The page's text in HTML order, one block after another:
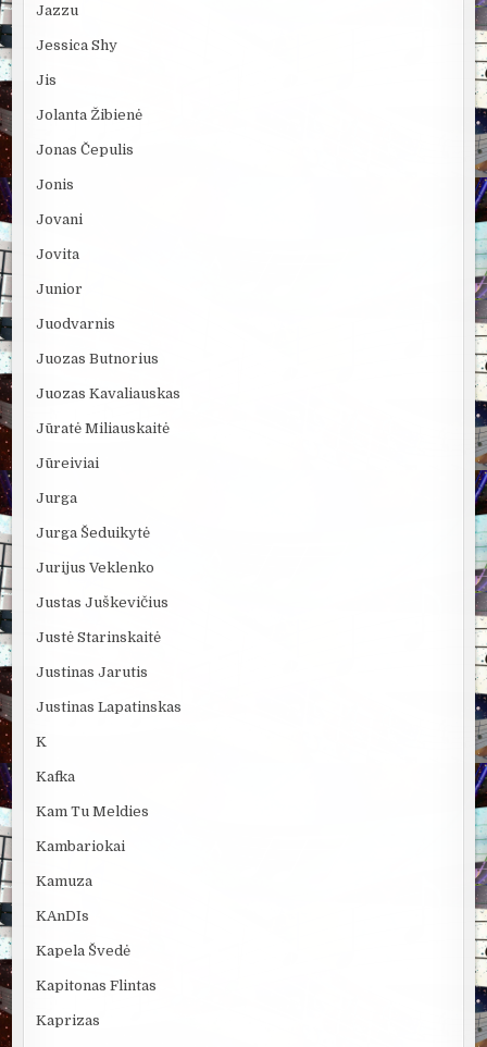
Jazzu
Jessica Shy
Jis
Jolanta Žibienė
Jonas Čepulis
Jonis
Jovani
Jovita
Junior
Juodvarnis
Juozas Butnorius
Juozas Kavaliauskas
Jūratė Miliauskaitė
Jūreiviai
Jurga
Jurga Šeduikytė
Jurijus Veklenko
Justas Juškevičius
Justė Starinskaitė
Justinas Jarutis
Justinas Lapatinskas
K
Kafka
Kam Tu Meldies
Kambariokai
Kamuza
KAnDIs
Kapela Švedė
Kapitonas Flintas
Kaprizas